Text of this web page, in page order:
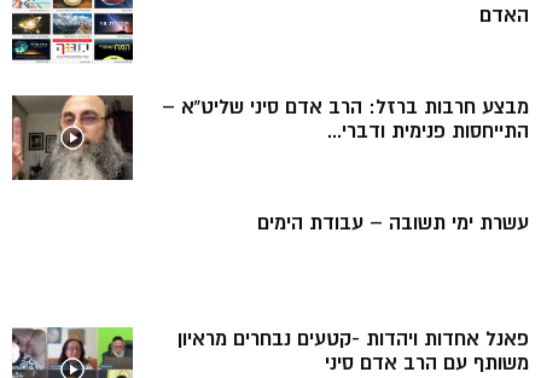
האדם
מבצע חרבות ברזל: הרב אדם סיני שליט”א –
התייחסות פנימית ודברי...
עשרת ימי תשובה – עבודת הימים
פאנל אחדות ויהדות -קטעים נבחרים מראיון
משותף עם הרב אדם סיני